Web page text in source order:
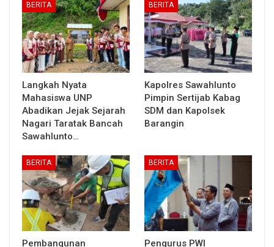
BERITA
Langkah Nyata
Mahasiswa UNP
Abadikan Jejak Sejarah
Nagari Taratak Bancah
Sawahlunto…
BERITA
Kapolres Sawahlunto
Pimpin Sertijab Kabag
SDM dan Kapolsek
Barangin
BERITA
Pembangunan
BERITA
Pengurus PWI